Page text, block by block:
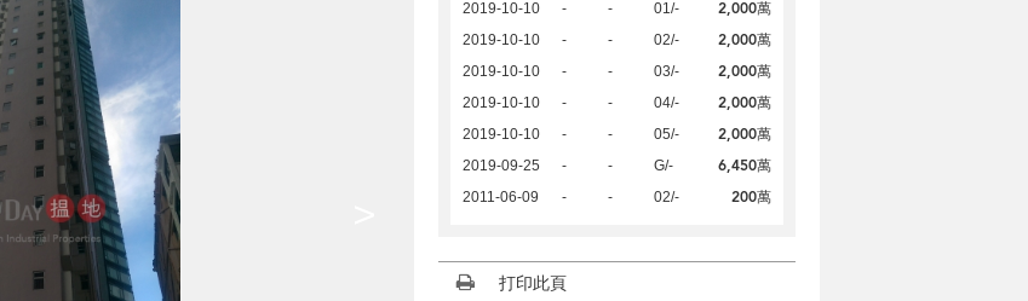
2019-10-10 - - 01/- 2,000萬
2019-10-10 - - 02/- 2,000萬
2019-10-10 - - 03/- 2,000萬
2019-10-10 - - 04/- 2,000萬
2019-10-10 - - 05/- 2,000萬
2019-09-25 - - G/- 6,450萬
2011-06-09 - - 02/- 200萬
打印此頁